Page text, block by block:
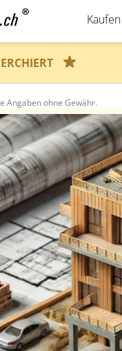
Kaufen
Angaben ohne Gewähr.